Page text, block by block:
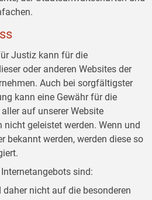
Justiz kann für die
oder anderen Websites der
Auch bei sorgfältigster
kann eine Gewähr für die
auf unserer Website
geleistet werden. Wenn und
bekannt werden, werden diese so
sind:
daher nicht auf die besonderen